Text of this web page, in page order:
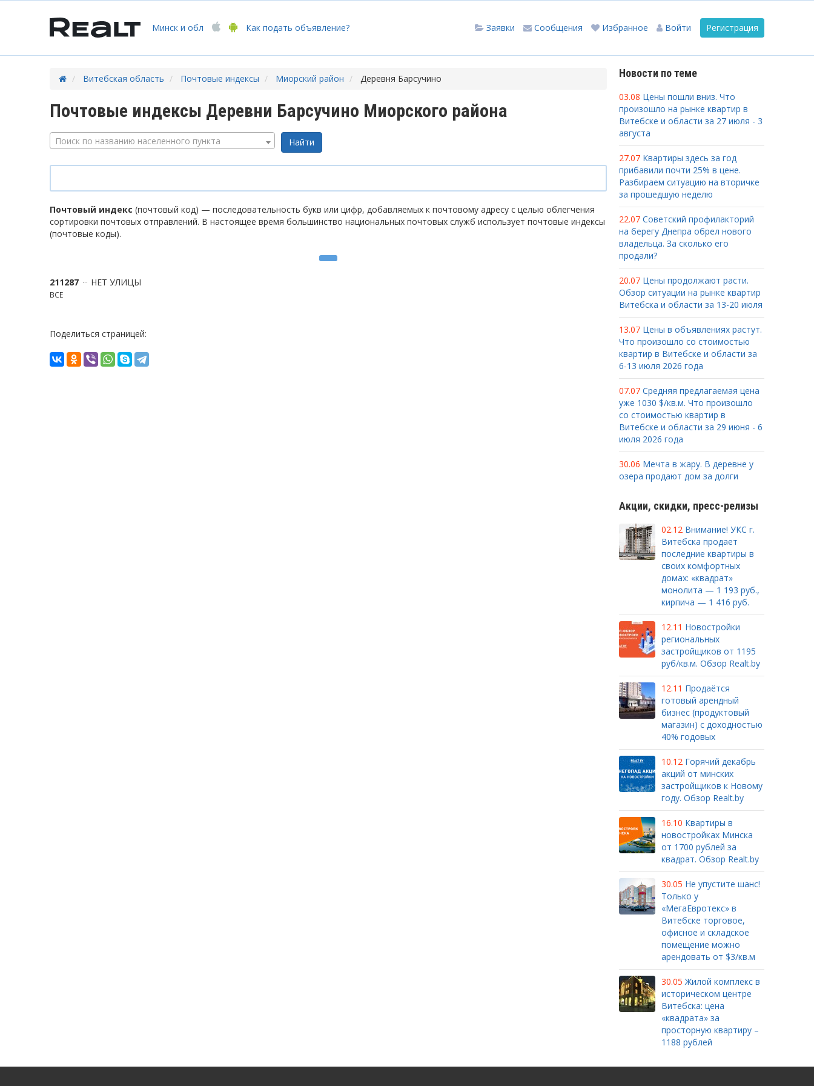
Минск и обл Как подать объявление? Регистрация
Войти
Избранное
Сообщения
Заявки
Витебская область Почтовые индексы Миорский район Деревня Барсучино
Почтовые индексы Деревни Барсучино Миорского района
Поиск по названию населенного пункта
Почтовый индекс (почтовый код) — последовательность букв или цифр, добавляемых к почтовому адресу с целью облегчения
сортировки почтовых отправлений. В настоящее время большинство национальных почтовых служб использует почтовые индексы
(почтовые коды).
211287 НЕТ УЛИЦЫ
ВСЕ
Поделиться страницей:
Новости по теме
03.08 Цены пошли вниз. Что
произошло на рынке квартир в
Витебске и области за 27 июля - 3
августа
27.07 Квартиры здесь за год
прибавили почти 25% в цене.
Разбираем ситуацию на вторичке
за прошедшую неделю
22.07 Советский профилакторий
на берегу Днепра обрел нового
владельца. За сколько его
продали?
20.07 Цены продолжают расти.
Обзор ситуации на рынке квартир
Витебска и области за 13-20 июля
13.07 Цены в объявлениях растут.
Что произошло со стоимостью
квартир в Витебске и области за
6-13 июля 2026 года
07.07 Средняя предлагаемая цена
уже 1030 $/кв.м. Что произошло
со стоимостью квартир в
Витебске и области за 29 июня - 6
июля 2026 года
30.06 Мечта в жару. В деревне у
озера продают дом за долги
Акции, скидки, пресс-релизы
02.12 Внимание! УКС г.
Витебска продает
последние квартиры в
своих комфортных
домах: «квадрат»
монолита — 1 193 руб.,
кирпича — 1 416 руб.
12.11 Новостройки
региональных
застройщиков от 1195
руб/кв.м. Обзор Realt.by
12.11 Продаётся
готовый арендный
бизнес (продуктовый
магазин) с доходностью
40% годовых
10.12 Горячий декабрь
акций от минских
застройщиков к Новому
году. Обзор Realt.by
16.10 Квартиры в
новостройках Минска
от 1700 рублей за
квадрат. Обзор Realt.by
30.05 Не упустите шанс!
Только у
«МегаЕвротекс» в
Витебске торговое,
офисное и складское
помещение можно
арендовать от $3/кв.м
30.05 Жилой комплекс в
историческом центре
Витебска: цена
«квадрата» за
просторную квартиру –
1188 рублей